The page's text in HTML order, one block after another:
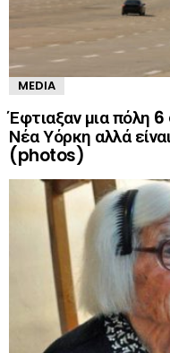
MEDIA
Έφτιαξαν μια πόλη
Νέα Υόρκη αλλά
(photos)